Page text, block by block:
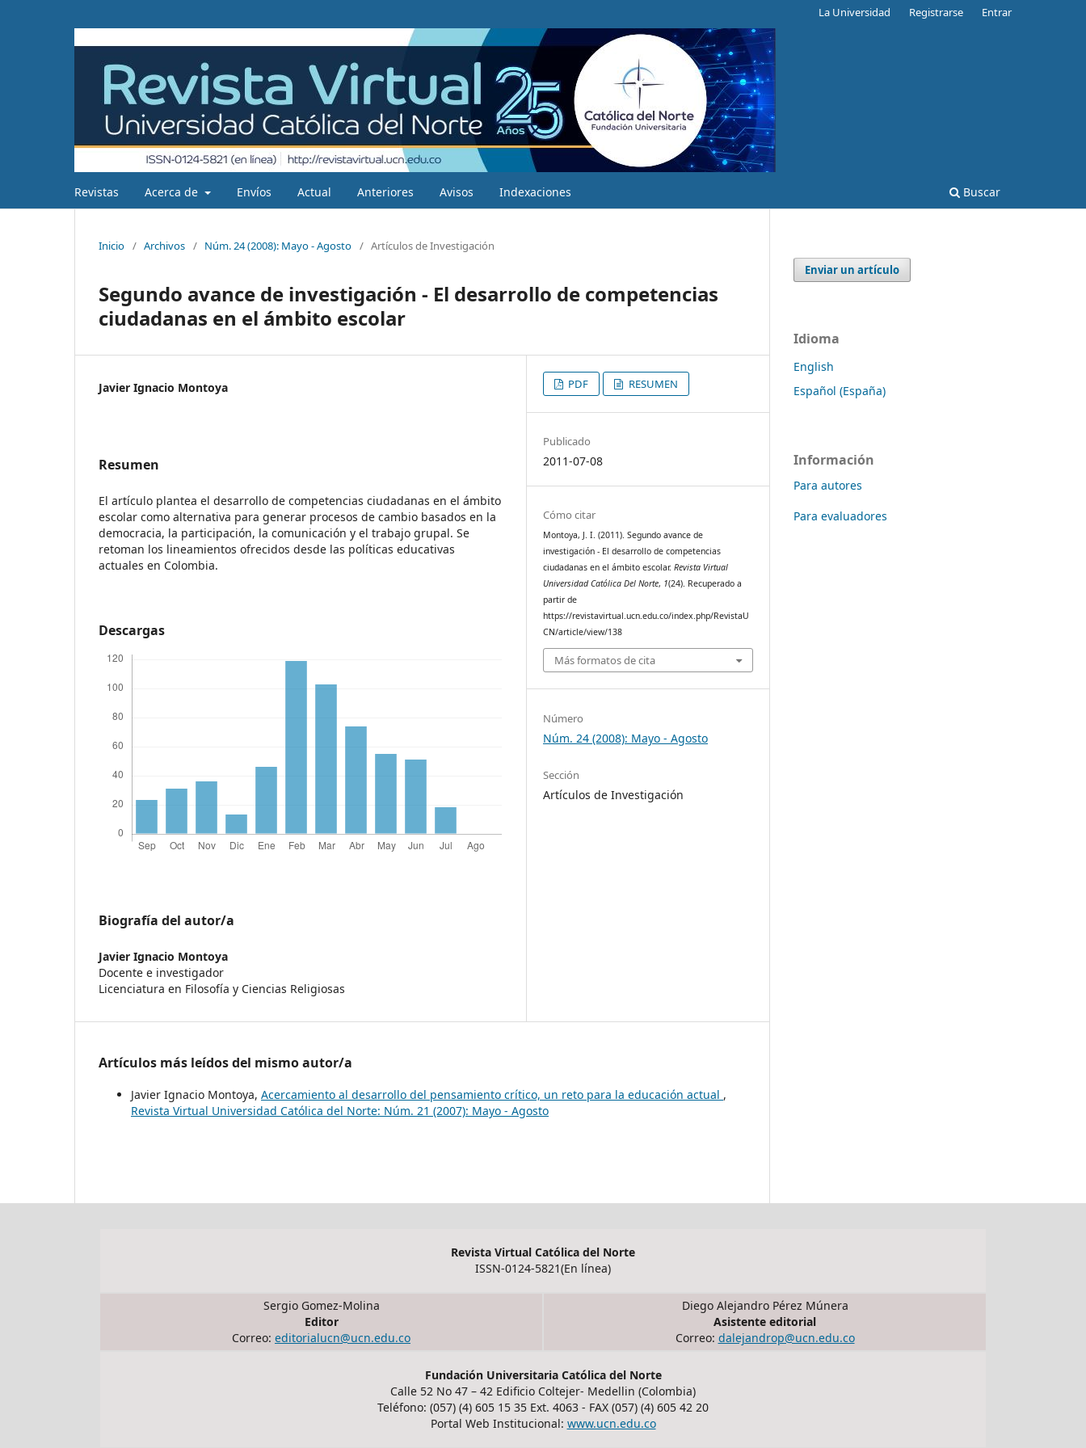
Revistas Acerca de Envíos Actual Anteriores Avisos Indexaciones Buscar
La Universidad Registrarse Entrar
Inicio / Archivos / Núm. 24 (2008): Mayo - Agosto / Artículos de Investigación
Segundo avance de investigación - El desarrollo de competencias
ciudadanas en el ámbito escolar
Javier Ignacio Montoya
Resumen
El artículo plantea el desarrollo de competencias ciudadanas en el ámbito
escolar como alternativa para generar procesos de cambio basados en la
democracia, la participación, la comunicación y el trabajo grupal. Se
retoman los lineamientos ofrecidos desde las políticas educativas
actuales en Colombia.
Descargas
Biografía del autor/a
Javier Ignacio Montoya
Docente e investigador
Licenciatura en Filosofía y Ciencias Religiosas
PDF RESUMEN
Publicado
2011-07-08
Cómo citar
Montoya, J. I. (2011). Segundo avance de
investigación - El desarrollo de competencias
ciudadanas en el ámbito escolar.Revista Virtual
Universidad Católica Del Norte, 1(24). Recuperado a
partir de
https://revistavirtual.ucn.edu.co/index.php/RevistaU
CN/article/view/138
Más formatos de cita
Número
Núm. 24 (2008): Mayo - Agosto
Sección
Artículos de Investigación
Artículos más leídos del mismo autor/a
Javier Ignacio Montoya, Acercamiento al desarrollo del pensamiento crítico, un reto para la educación actual ,
Revista Virtual Universidad Católica del Norte: Núm. 21 (2007): Mayo - Agosto
Enviar un artículo
Idioma
English
Español (España)
Información
Para autores
Para evaluadores
Revista Virtual Católica del Norte
ISSN-0124-5821(En línea)
Sergio Gomez-Molina
Editor
Correo: editorialucn@ucn.edu.co
Diego Alejandro Pérez Múnera
Asistente editorial
Correo: dalejandrop@ucn.edu.co
Fundación Universitaria Católica del Norte
Calle 52 No 47 – 42 Edificio Coltejer- Medellin (Colombia)
Teléfono: (057) (4) 605 15 35 Ext. 4063 - FAX (057) (4) 605 42 20
Portal Web Institucional: www.ucn.edu.co